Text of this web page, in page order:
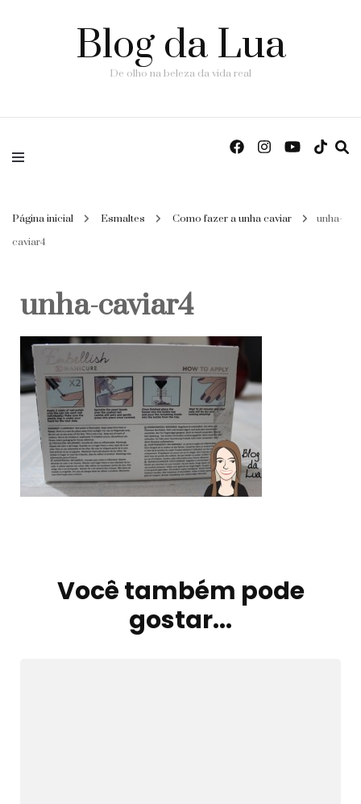
Blog da Lua
De olho na beleza da vida real
Página inicial Esmaltes Como fazer a unha caviar
unha-
caviar4
unha-caviar4
Você também pode
gostar...